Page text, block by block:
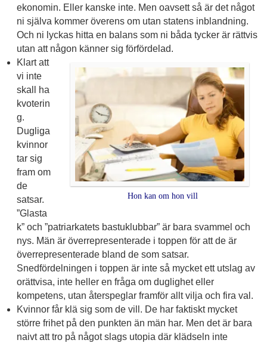
ekonomin. Eller kanske inte. Men oavsett så är det något
ni själva kommer överens om utan statens inblandning.
Och ni lyckas hitta en balans som ni båda tycker är rättvis
utan att någon känner sig förfördelad.
Hon kan om hon vill
Klart att
vi inte
skall ha
kvoterin
g.
Dugliga
kvinnor
tar sig
fram om
de
satsar.
”Glasta
k” och ”patriarkatets bastuklubbar” är bara svammel och
nys. Män är överrepresenterade i toppen för att de är
överrepresenterade bland de som satsar.
Snedfördelningen i toppen är inte så mycket ett utslag av
orättvisa, inte heller en fråga om duglighet eller
kompetens, utan återspeglar framför allt vilja och fira val.
Kvinnor får klä sig som de vill. De har faktiskt mycket
större frihet på den punkten än män har. Men det är bara
naivt att tro på något slags utopia där klädseln inte